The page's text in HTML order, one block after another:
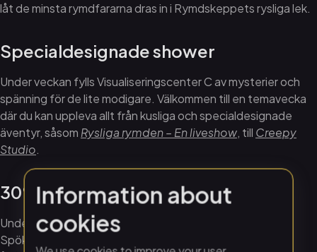
låt de minsta rymdfararna dras in i Rymdskeppets rysliga lek.
Specialdesignade shower
Under veckan fylls Visualiseringscenter C av mysterier och
spänning för de lite modigare. Välkommen till en temavecka
där du kan uppleva allt från kusliga och specialdesignade
äventyr, såsom Rysliga rymden – En liveshow, till Creepy
Studio.
30% på årskort
Under torsdagen, den 30 oktober, är vi en del av
Spökköpings utbud. Då erbjuder vi extra fina priser på
Information about
cookies